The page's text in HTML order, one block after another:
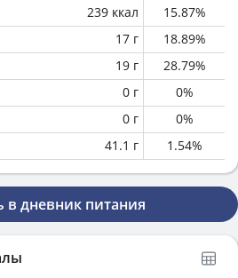
239 ккал 15.87%
17 г 18.89%
19 г 28.79%
0 г 0%
0 г 0%
41.1 г 1.54%
в дневник питания